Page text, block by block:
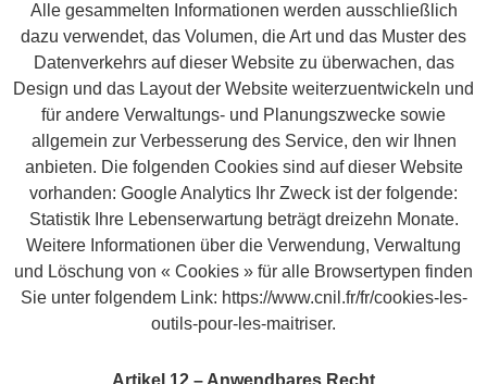
Alle gesammelten Informationen werden ausschließlich
dazu verwendet, das Volumen, die Art und das Muster des
Datenverkehrs auf dieser Website zu überwachen, das
Design und das Layout der Website weiterzuentwickeln und
für andere Verwaltungs- und Planungszwecke sowie
allgemein zur Verbesserung des Service, den wir Ihnen
anbieten. Die folgenden Cookies sind auf dieser Website
vorhanden: Google Analytics Ihr Zweck ist der folgende:
Statistik Ihre Lebenserwartung beträgt dreizehn Monate.
Weitere Informationen über die Verwendung, Verwaltung
und Löschung von « Cookies » für alle Browsertypen finden
Sie unter folgendem Link: https://www.cnil.fr/fr/cookies-les-
outils-pour-les-maitriser.
Artikel 12 – Anwendbares Recht